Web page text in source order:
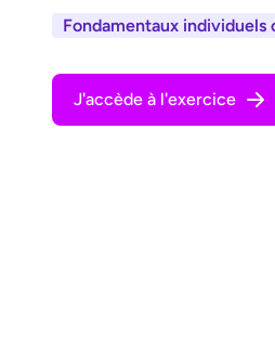
Fondamentaux individuels
J'accède à l'exercice